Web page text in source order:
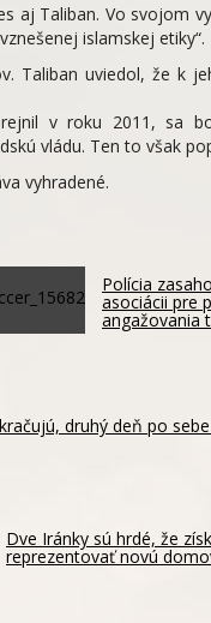
aj Taliban. Vo svojom
islamskej etiky“.
Taliban uviedol, že k
v roku 2011, sa
vládu. Ten to však
vyhradené.
Polícia
asociácii pre
angažovania
druhý deň po
Dve Iránky sú hrdé, že
reprezentovať novú